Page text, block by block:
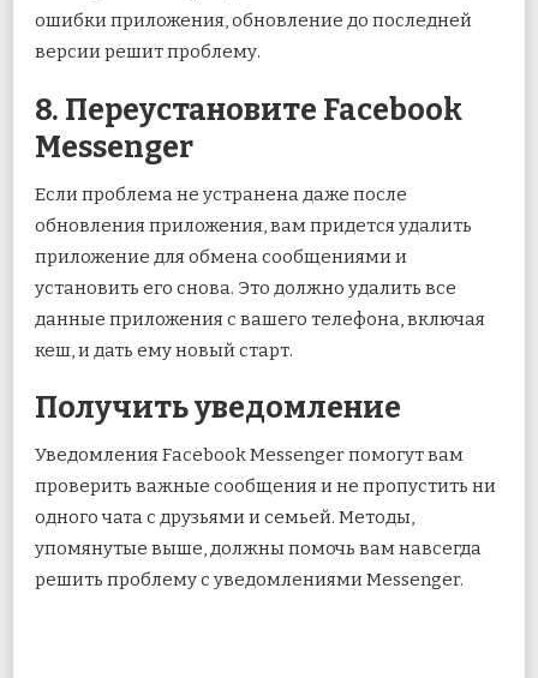
ошибки приложения, обновление до последней
версии решит проблему.
8. Переустановите Facebook
Messenger
Если проблема не устранена даже после
обновления приложения, вам придется удалить
приложение для обмена сообщениями и
установить его снова. Это должно удалить все
данные приложения с вашего телефона, включая
кеш, и дать ему новый старт.
Получить уведомление
Уведомления Facebook Messenger помогут вам
проверить важные сообщения и не пропустить ни
одного чата с друзьями и семьей. Методы,
упомянутые выше, должны помочь вам навсегда
решить проблему с уведомлениями Messenger.